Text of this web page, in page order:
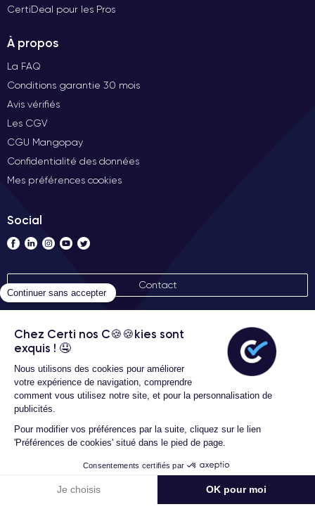
Garantie 30 mois
Ajouter au panier
CertiDeal pour les Pros
À propos
La FAQ
Conditions garantie 30 mois
Avis vérifiés
Les CGV
CGU Mangopay
Confidentialité des données
Mes préférences cookies
Social
Contact
Conditions générales d'utilisation
Certideal © 2026 Tous droits
réservés